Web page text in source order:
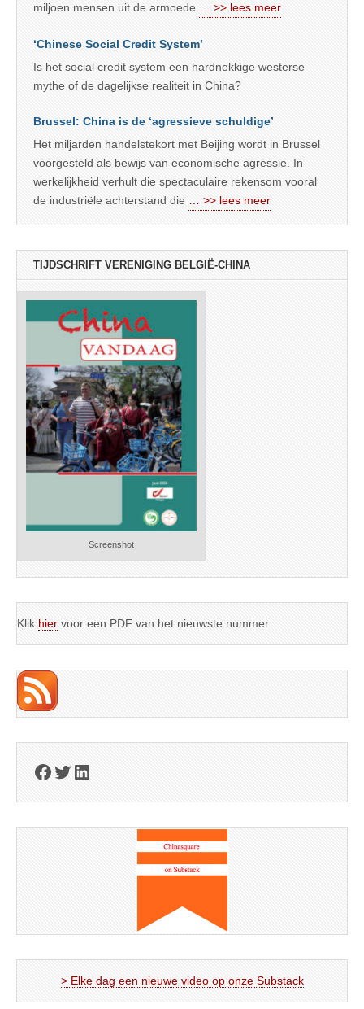
miljoen mensen uit de armoede … >> lees meer
‘Chinese Social Credit System’
Is het social credit system een hardnekkige westerse
mythe of de dagelijkse realiteit in China?
Brussel: China is de ‘agressieve schuldige’
Het miljarden handelstekort met Beijing wordt in Brussel
voorgesteld als bewijs van economische agressie. In
werkelijkheid verhult die spectaculaire rekensom vooral
de industriële achterstand die … >> lees meer
TIJDSCHRIFT VERENIGING BELGIË-CHINA
Screenshot
Klik hier voor een PDF van het nieuwste nummer
Facebook
Twitter
LinkedIn
> Elke dag een nieuwe video op onze Substack